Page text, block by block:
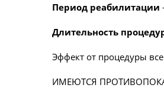
Период реабилитации
Длительность
Эффект от процедуры
ИМЕЮТСЯ